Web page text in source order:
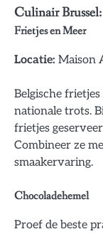
Culinair
Frietjes en Meer
Locatie: Maison
Belgische
nationale trots.
frietjes
Combineer ze
smaakervaring.
Chocoladehemel
Proef de beste